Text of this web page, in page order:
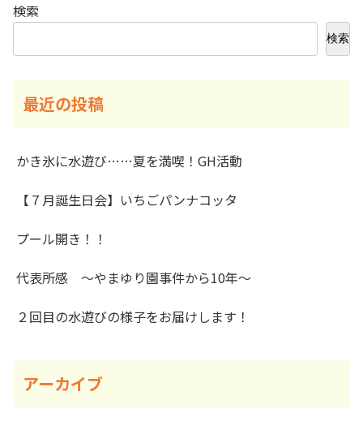
検索
検索
最近の投稿
かき氷に水遊び……夏を満喫！GH活動
【７月誕生日会】いちごパンナコッタ
プール開き！！
代表所感 ～やまゆり園事件から10年～
２回目の水遊びの様子をお届けします！
アーカイブ